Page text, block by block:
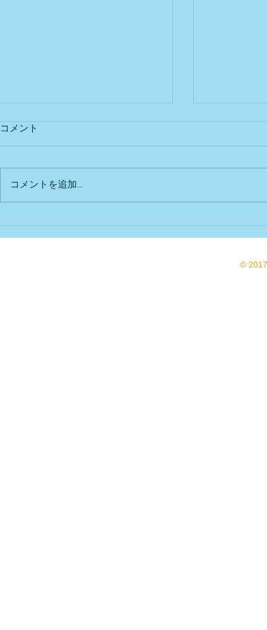
出店予定
コメント
コメントを追加…
©